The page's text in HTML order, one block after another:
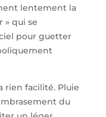
lentement la
» qui se
pour guetter
rien facilité. Pluie
du